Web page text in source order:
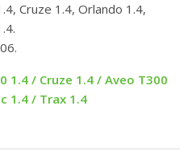
Cruze 1.4, Orlando 1.4,
1.4 / Cruze 1.4 / Aveo T300
1.4 / Trax 1.4